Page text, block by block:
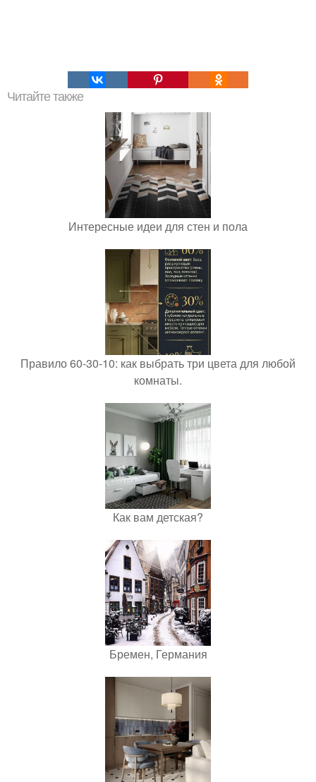
Читайте также
Интересные идеи для стен и пола
Правило 60-30-10: как выбрать три цвета для любой
комнаты.
Как вам детская?
Бремен, Германия